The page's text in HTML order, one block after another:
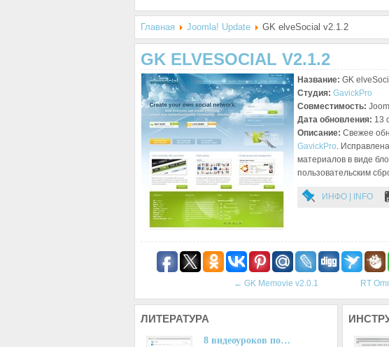
Главная Joomla! Update GK elveSocial v2.1.2
GK ELVESOCIAL V2.1.2
Название: GK
Студия: GavickPro
Совместимость:
Дата обновления: 13
Описание: Свежее
GavickPro.
материалов в виде
пользовательским
ИНФО | INFO
← GK Memovie v2.0.1 RT
ЛИТЕРАТУРА
8 видеоуроков по…